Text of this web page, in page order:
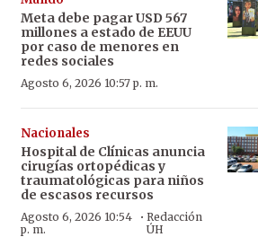
Meta debe pagar USD 567
millones a estado de EEUU
por caso de menores en
redes sociales
Agosto 6, 2026 10:57 p. m.
Nacionales
Hospital de Clínicas anuncia
cirugías ortopédicas y
traumatológicas para niños
de escasos recursos
Agosto 6, 2026 10:54
p. m.
· Redacción
ÚH